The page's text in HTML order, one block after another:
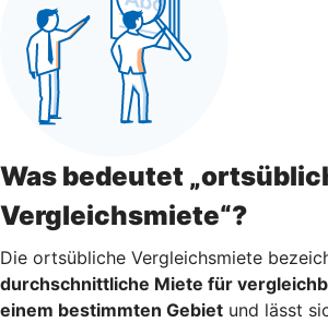
Was bedeutet
Vergleichsmiete“?
Die ortsübliche Vergleichsmiete
durchschnittliche Miete für
einem bestimmten Gebiet und lässt